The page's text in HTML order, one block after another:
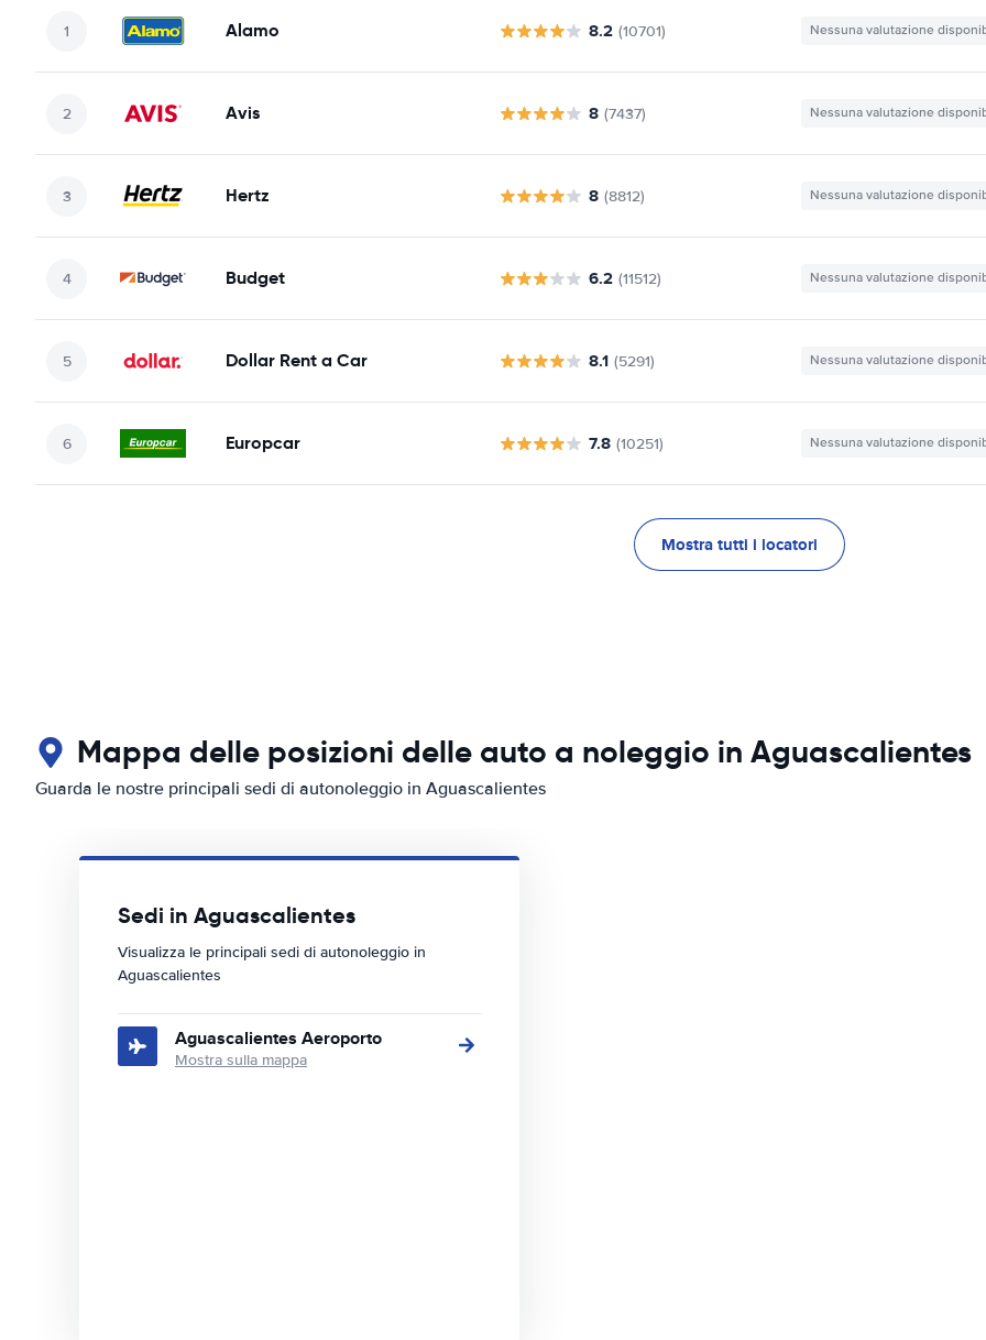
Alamo 8.2 (10701) Nessuna valutazione
Avis 8 (7437) Nessuna valutazione
Hertz 8 (8812) Nessuna valutazione
Budget 6.2 (11512) Nessuna valutazione
Dollar Rent a Car 8.1 (5291) Nessuna valutazione
Europcar 7.8 (10251) Nessuna valutazione
Mostra tutti i locatori
Mappa delle posizioni delle auto a noleggio in Aguascalientes
Guarda le nostre principali sedi di autonoleggio in Aguascalientes
Sedi in Aguascalientes
Visualizza le principali sedi di autonoleggio in
Aguascalientes
Aguascalientes Aeroporto
Mostra sulla mappa